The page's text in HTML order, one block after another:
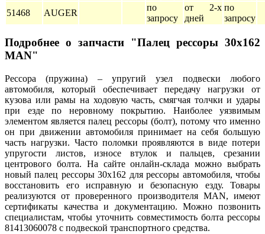
51468
AUGER
по
запросу
от 2-х
дней
по
запросу
Подробнее о запчасти "Палец рессоры 30x162
MAN"
Рессора (пружина) – упругий узел подвески любого
автомобиля, который обеспечивает передачу нагрузки от
кузова или рамы на ходовую часть, смягчая толчки и удары
при езде по неровному покрытию. Наиболее уязвимым
элементом является палец рессоры (болт), потому что именно
он при движении автомобиля принимает на себя большую
часть нагрузки. Часто поломки проявляются в виде потери
упругости листов, износе втулок и пальцев, срезании
центрового болта. На сайте онлайн-склада можно выбрать
новый палец рессоры 30x162 для рессоры автомобиля, чтобы
восстановить его исправную и безопасную езду. Товары
реализуются от проверенного производителя MAN, имеют
сертификаты качества и документацию. Можно позвонить
специалистам, чтобы уточнить совместимость болта рессоры
81413060078 с подвеской транспортного средства.